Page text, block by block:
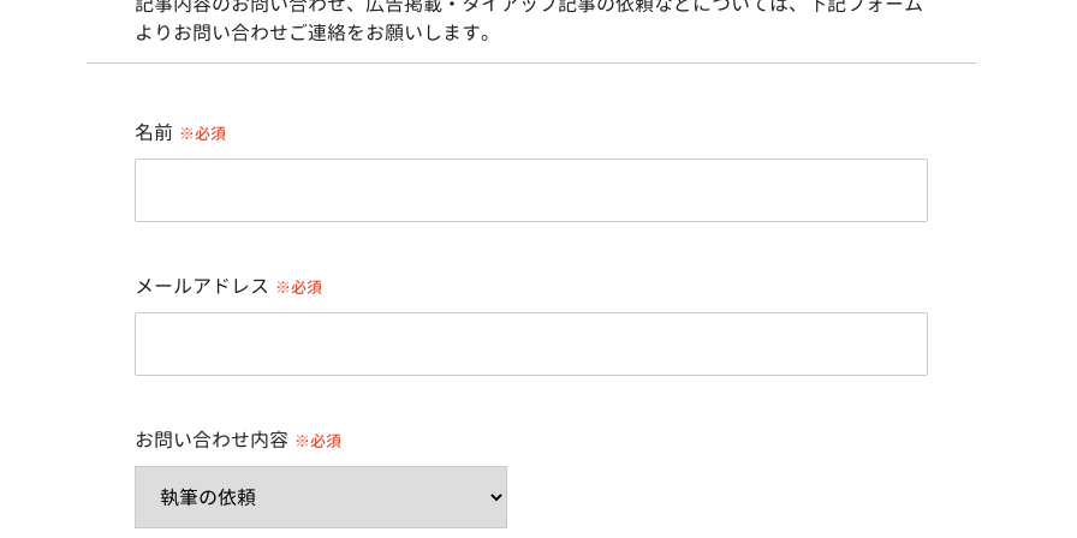
よりお問い合わせご連絡をお願いします。
名前 ※必須
メールアドレス ※必須
お問い合わせ内容 ※必須